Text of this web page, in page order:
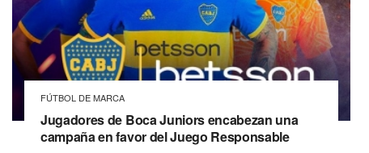
FÚTBOL DE MARCA
Jugadores de Boca Juniors encabezan una
campaña en favor del Juego Responsable